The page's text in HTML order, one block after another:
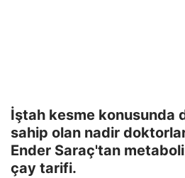
İştah kesme konusunda
sahip olan nadir
Ender Saraç'tan
çay tarifi.